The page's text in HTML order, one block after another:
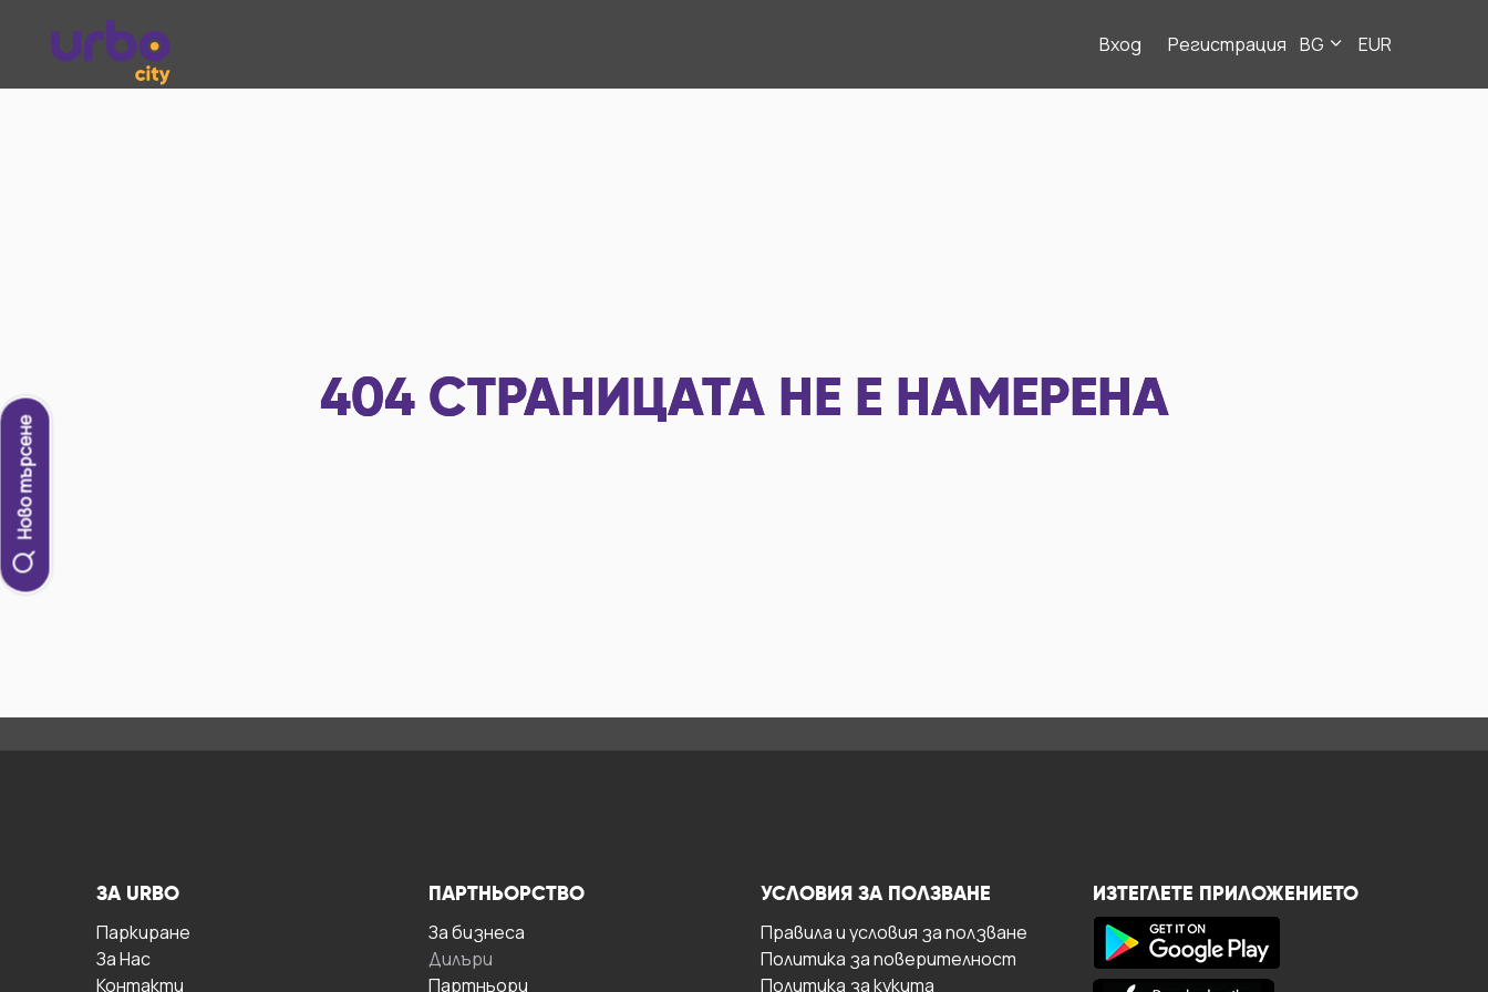
Вход Регистрация BG EUR
Ново търсене
404 СТРАНИЦАТА НЕ Е НАМЕРЕНА
ЗА URBO
Паркиране
За Hас
Контакти
ПАРТНЬОРСТВО
За бизнесa
Дилъри
Партньори
УСЛОВИЯ ЗА ПОЛЗВАНЕ
Правила и условия за ползване
Политика за поверителност
Политика за кукита
ИЗТЕГЛЕТЕ ПРИЛОЖЕНИЕТО